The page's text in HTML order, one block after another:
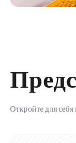
Откройте для